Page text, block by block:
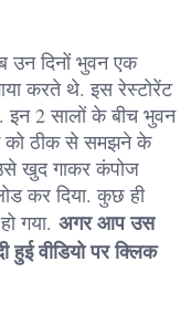
दिनों भुवन एक
करते थे. इस रेस्टोरेंट
2 सालों के बीच भुवन
को ठीक से समझने के
खुद गाकर कंपोज
कर दिया. कुछ ही
गया. अगर आप उस
हुई वीडियो पर क्लिक